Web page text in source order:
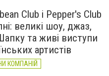
Club і Pepper's Club
великі шоу, джаз,
та живі виступи
артистів
КОМПАНІЙ